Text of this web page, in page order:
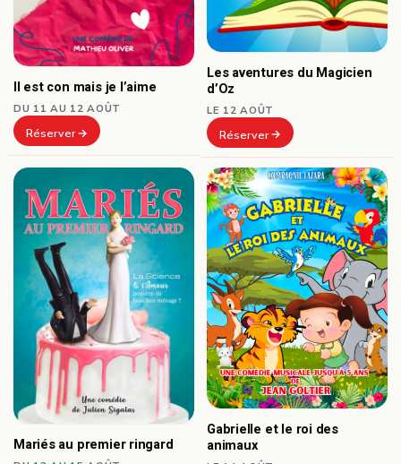
Il est con mais je l’aime
DU 11 AU 12 AOÛT
Réserver
Les aventures du Magicien
d’Oz
LE 12 AOÛT
Réserver
Mariés au premier ringard
Gabrielle et le roi des
animaux